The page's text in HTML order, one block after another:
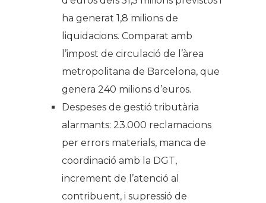
ha generat 1,8 milions de
liquidacions. Comparat amb
l’impost de circulació de l’àrea
metropolitana de Barcelona, ​​que
genera 240 milions d’euros.
Despeses de gestió tributària
alarmants: 23.000 reclamacions
per errors materials, manca de
coordinació amb la DGT,
increment de l’atenció al
contribuent, i supressió de